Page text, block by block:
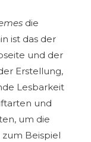
die
ist das der
und der
Erstellung,
Lesbarkeit
und
um die
zum Beispiel